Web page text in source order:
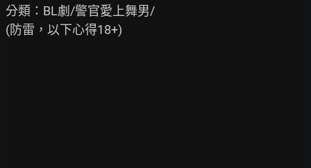
分類：BL劇/警官愛上舞男/
(防雷，以下心得18+)